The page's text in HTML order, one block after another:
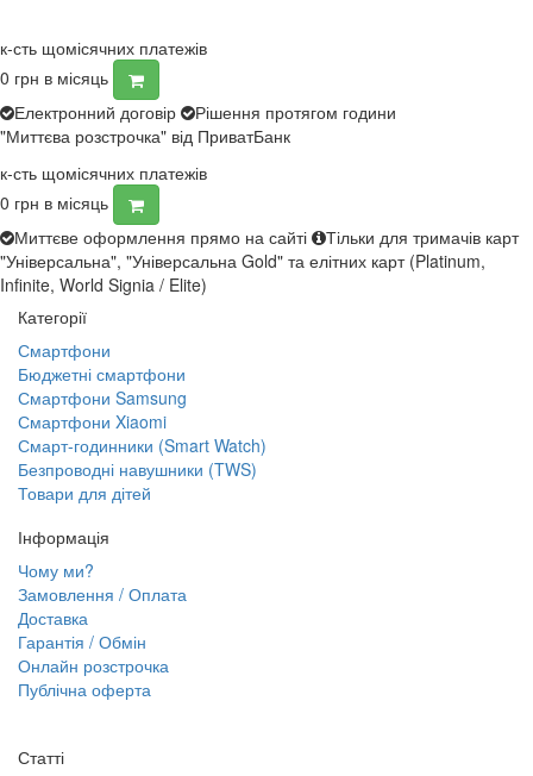
к-сть щомісячних платежів
0 грн в місяць
Електронний договір
Рішення протягом години
"Миттєва розстрочка" від ПриватБанк
к-сть щомісячних платежів
0 грн в місяць
Миттєве оформлення прямо на сайті
Тільки для тримачів карт
"Універсальна", "Універсальна Gold" та елітних карт (Platinum,
Infinite, World Signia / Elite)
Категорії
Смартфони
Бюджетні смартфони
Смартфони Samsung
Смартфони Xiaomi
Смарт-годинники (Smart Watch)
Безпроводні навушники (TWS)
Товари для дітей
Інформація
Чому ми?
Замовлення / Оплата
Доставка
Гарантія / Обмін
Онлайн розстрочка
Публічна оферта
Статті